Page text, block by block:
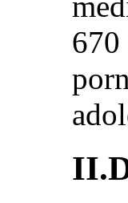
670